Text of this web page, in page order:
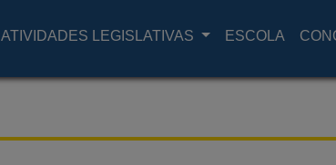
ATIVIDADES LEGISLATIVAS ESCOLA